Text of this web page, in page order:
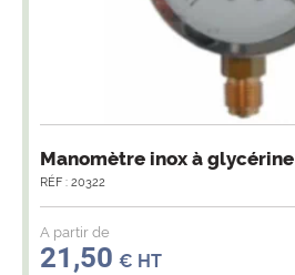
Manomètre inox à glycérine
RÉF : 20322
A partir de
21,50 € HT